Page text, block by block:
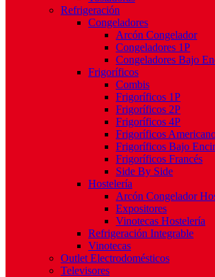
Refrigeración
Congeladores
Arcón Congelador
Congeladores 1P
Congeladores Bajo
Frigoríficos
Combis
Frigoríficos 1P
Frigoríficos 2P
Frigoríficos 4P
Frigoríficos
Frigoríficos Bajo
Frigoríficos Francés
Side By Side
Hostelería
Arcón Congelador
Expositores
Vinotecas Hostelería
Refrigeración Integrable
Vinotecas
Outlet Electrodomésticos
Televisores